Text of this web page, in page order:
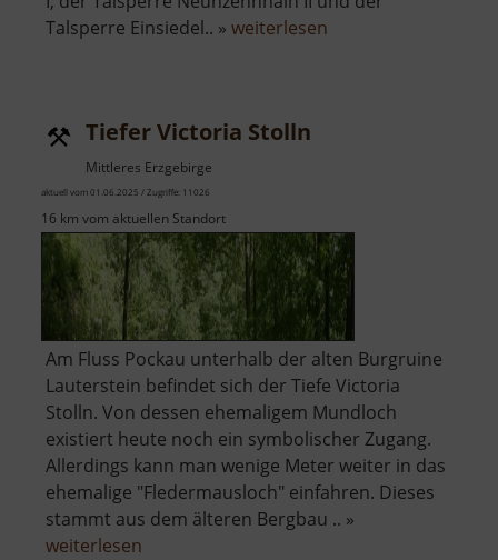
Talsperre Einsiedel.. » weiterlesen
Tiefer Victoria Stolln
Mittleres Erzgebirge
aktuell vom 01.06.2025 / Zugriffe: 11026
16 km vom aktuellen Standort
Am Fluss Pockau unterhalb der alten Burgruine
Lauterstein befindet sich der Tiefe Victoria
Stolln. Von dessen ehemaligem Mundloch
existiert heute noch ein symbolischer Zugang.
Allerdings kann man wenige Meter weiter in das
ehemalige "Fledermausloch" einfahren. Dieses
stammt aus dem älteren Bergbau .. »
weiterlesen